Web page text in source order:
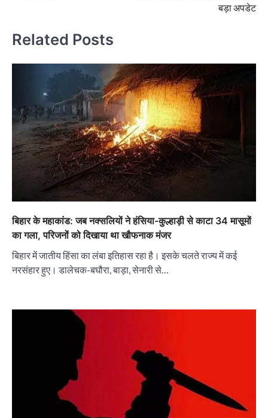
बड़ा अपडेट
Related Posts
बिहार के महाकांड: जब नक्सलियों ने हंसिया-कुल्हाड़ी से काटा 34 मासूमों
का गला, परिजनों को दिखाया था खौफनाक मंजर
बिहार में जातीय हिंसा का लंबा इतिहास रहा है। इसके चलते राज्य में कई
नरसंहार हुए। डालेचक-बघौरा, बाड़ा, सेनारी से…